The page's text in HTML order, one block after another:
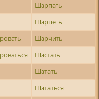
Шарпать
Шарпеть
Шарчить
Шастать
Шатать
Шататься